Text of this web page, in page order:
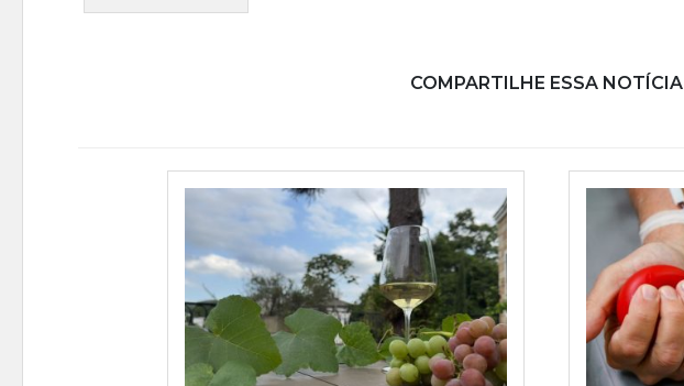
COMPARTILHE ESSA NOTÍCIA